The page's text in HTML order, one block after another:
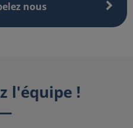
nous
l'équipe !